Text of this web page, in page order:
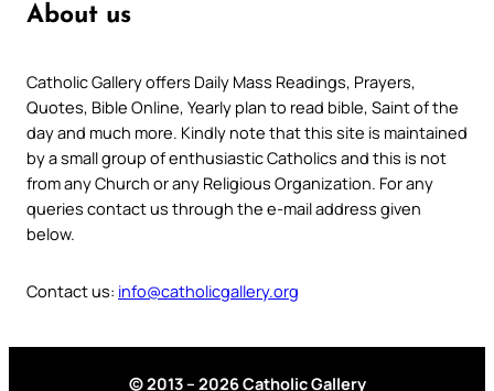
About us
Catholic Gallery offers Daily Mass Readings, Prayers,
Quotes, Bible Online, Yearly plan to read bible, Saint of the
day and much more. Kindly note that this site is maintained
by a small group of enthusiastic Catholics and this is not
from any Church or any Religious Organization. For any
queries contact us through the e-mail address given
below.
Contact us: info@catholicgallery.org
© 2013 – 2026 Catholic Gallery